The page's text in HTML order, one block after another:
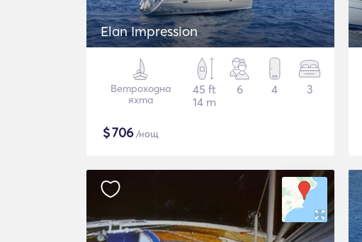
Elan Impression
Ветроходна
яхта
45 ft
14 m
6 4 3
$706/нощ